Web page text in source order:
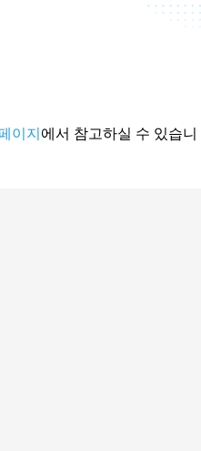
이지 에서 참고하실 수 있습니